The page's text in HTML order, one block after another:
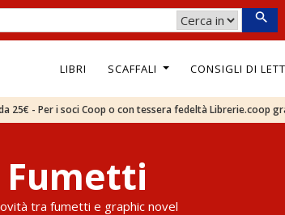
LIBRI SCAFFALI CONSIGLI DI
25€ - Per i soci Coop o con tessera fedeltà Librerie.coop
Fumetti
tra fumetti e graphic novel